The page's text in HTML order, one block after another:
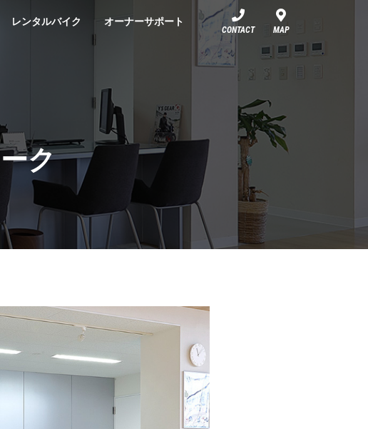
レンタルバイク オーナーサポート
CONTACT MAP
ク